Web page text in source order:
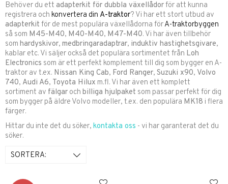
Behöver du ett adapterkit för dubbla växellådorför att kunna
registrera och konvertera din A-traktor? Vi har ett stort utbud av
adapterkit för de mest populära växellådorna förA-traktorbyggen
så som M45-M40, M40-M40, M47-M40. Vi har även tillbehör
som hardyskivor, medbringaradaptrar, induktiv hastighetsgivare,
kablar etc. Vi säljer också det populära sortimentet från Loh
Electronics som är ett perfekt komplement till dig som bygger en A-
traktor av t.ex. Nissan King Cab, Ford Ranger, Suzuki x90, Volvo
740, Audi A6, Toyota Hilux m.fl. Vi har även ett komplett
sortiment av fälgar och billiga hjulpaket som passar perfekt för dig
som bygger på äldre Volvo modeller, t.ex. den populära MK18 i flera
färger.
Hittar du inte det du söker, kontakta oss - vi har garanterat det du
söker.
SORTERA: